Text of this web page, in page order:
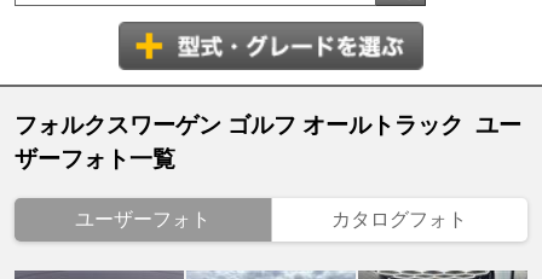
フォルクスワーゲン ゴルフ オールトラック ユー
ザーフォト一覧
ユーザーフォト カタログフォト